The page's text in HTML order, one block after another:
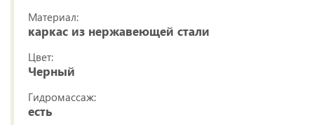
Материал:
каркас из нержавеющей стали
Цвет:
Черный
Гидромассаж:
есть